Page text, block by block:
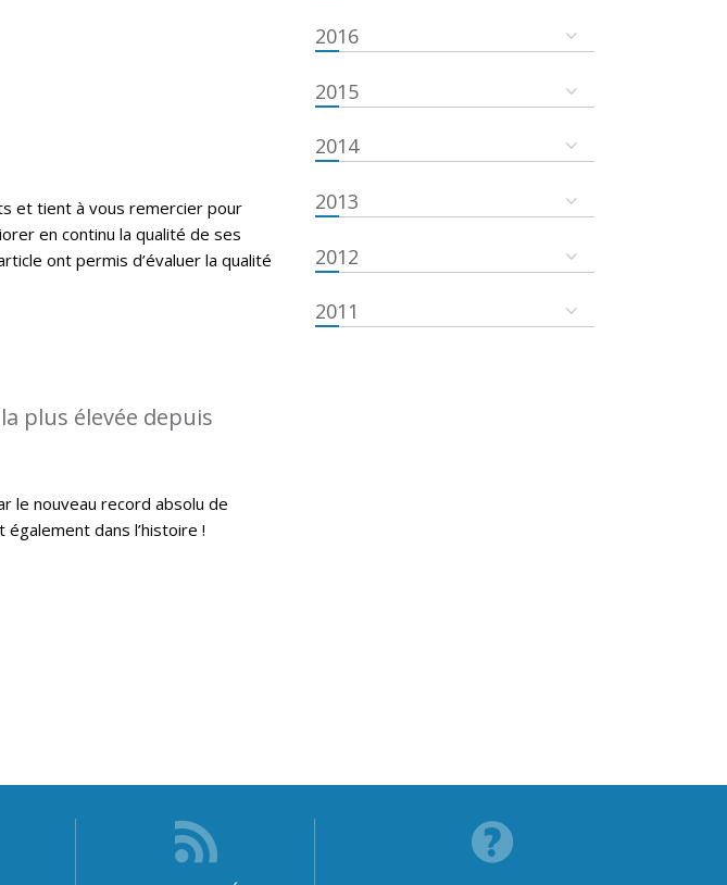
et tient à vous remercier pour
en continu la qualité de ses
ont permis d’évaluer la qualité
plus élevée depuis
le nouveau record absolu de
également dans l’histoire !
2016
2015
2014
2013
2012
2011